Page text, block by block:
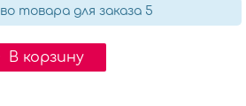
товара для заказа 5
В корзину